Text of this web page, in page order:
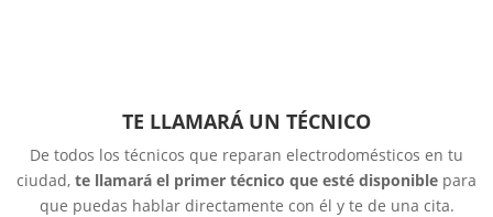
TE LLAMARÁ UN TÉCNICO
De todos los técnicos que reparan electrodomésticos en tu
ciudad, te llamará el primer técnico que esté disponible para
que puedas hablar directamente con él y te de una cita.